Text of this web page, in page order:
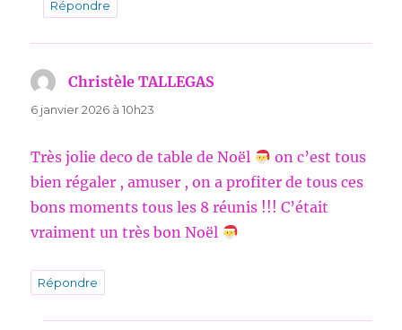
Répondre
Christèle TALLEGAS
6 janvier 2026 à 10h23
Très jolie deco de table de Noël
on c’est tous
bien régaler , amuser , on a profiter de tous ces
bons moments tous les 8 réunis !!! C’était
vraiment un très bon Noël
Répondre